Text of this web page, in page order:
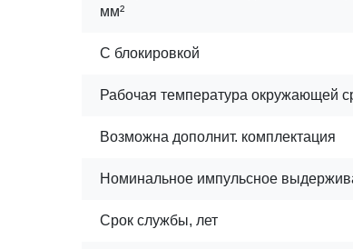
мм²
С блокировкой
Рабочая температура окружающей
Возможна дополнит. комплектация
Номинальное импульсное
Срок службы, лет